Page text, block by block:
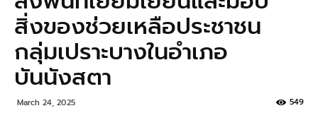
สิ่งของช่วยเหลือประชาชน
กลุ่มเปราะบางในอำเภอ
บันนังสตา
March 24, 2025 549